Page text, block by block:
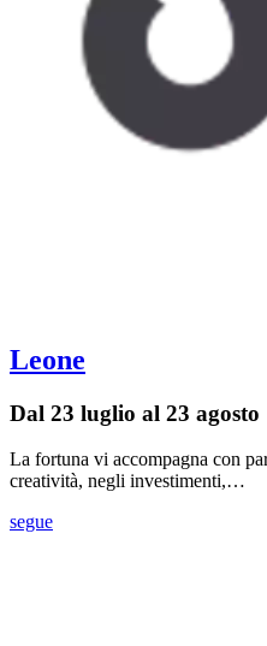
Leone
Dal 23 luglio al 23 agosto
La fortuna vi accompagna con
creatività, negli investimenti,…
segue